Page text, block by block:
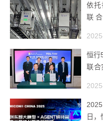
依托
联
恒行
联合
日，